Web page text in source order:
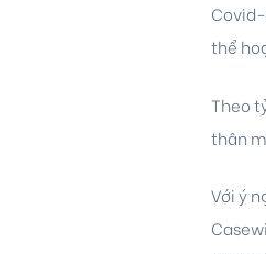
thể
Theo
thân
Với ý